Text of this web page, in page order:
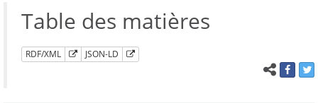
Table des matières
RDF/XML JSON-LD